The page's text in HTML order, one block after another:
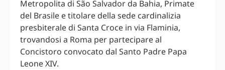
Metropolita di São Salvador da Bahia, Primate
del Brasile e titolare della sede cardinalizia
presbiterale di Santa Croce in via Flaminia,
trovandosi a Roma per partecipare al
Concistoro convocato dal Santo Padre Papa
Leone XIV.